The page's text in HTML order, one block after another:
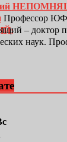
Профессор
– доктор
наук.